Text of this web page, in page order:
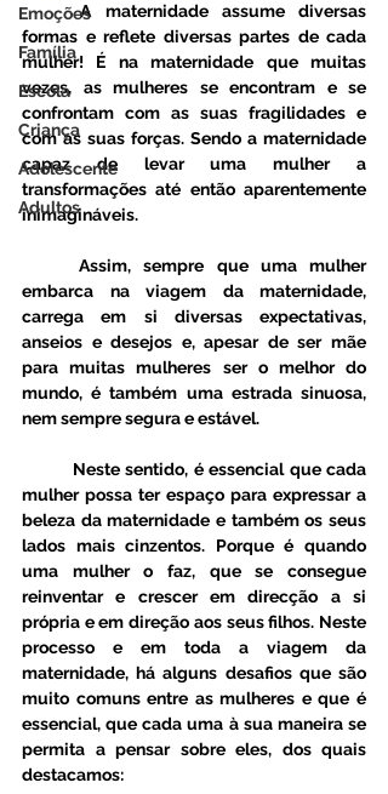
Emoções
Família
Escola
Criança
Adolescente
Adultos
	A maternidade assume diversas
formas e reflete diversas partes de cada
mulher! É na maternidade que muitas
vezes, as mulheres se encontram e se
confrontam com as suas fragilidades e
com as suas forças. Sendo a maternidade
capaz de levar uma mulher a
transformações até então aparentemente
inimagináveis.
	Assim, sempre que uma mulher
embarca na viagem da maternidade,
carrega em si diversas expectativas,
anseios e desejos e, apesar de ser mãe
para muitas mulheres ser o melhor do
mundo, é também uma estrada sinuosa,
nem sempre segura e estável.
mulher possa ter espaço para expressar a
beleza da maternidade e também os seus
lados mais cinzentos. Porque é quando
uma mulher o faz, que se consegue
reinventar e crescer em direcção a si
própria e em direção aos seus filhos. Neste
processo e em toda a viagem da
maternidade, há alguns desafios que são
muito comuns entre as mulheres e que é
essencial, que cada uma à sua maneira se
permita a pensar sobre eles, dos quais
destacamos: